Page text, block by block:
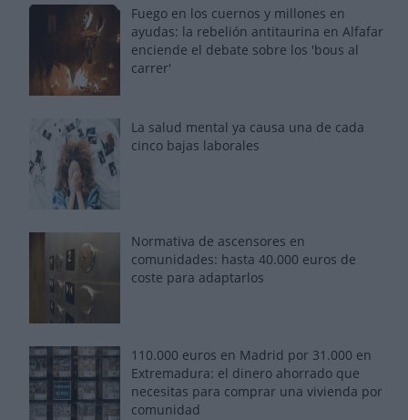
Fuego en los cuernos y millones en
ayudas: la rebelión antitaurina en Alfafar
enciende el debate sobre los 'bous al
carrer'
La salud mental ya causa una de cada
cinco bajas laborales
Normativa de ascensores en
comunidades: hasta 40.000 euros de
coste para adaptarlos
110.000 euros en Madrid por 31.000 en
Extremadura: el dinero ahorrado que
necesitas para comprar una vivienda por
comunidad